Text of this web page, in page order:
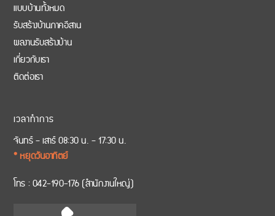
แบบบ้านทั้งหมด
รับสร้างบ้านภาคอีสาน
ผลงานรับสร้างบ้าน
เกี่ยวกับเรา
ติดต่อเรา
เวลาทำการ
จันทร์ – เสาร์ 08:30 น. – 17:30 น.
* หยุดวันอาทิตย์
โทร :042-190-176(สำนักงานใหญ่)